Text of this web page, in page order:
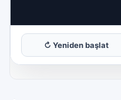
↻ Yeniden başlat